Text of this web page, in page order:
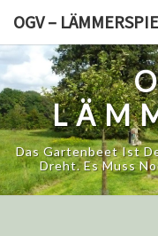
content
OGV –
Das Gartenbeet Ist
Dreht. Es Muss